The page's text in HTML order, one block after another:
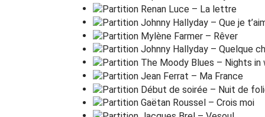
a lala la la la la
Am(STOP)